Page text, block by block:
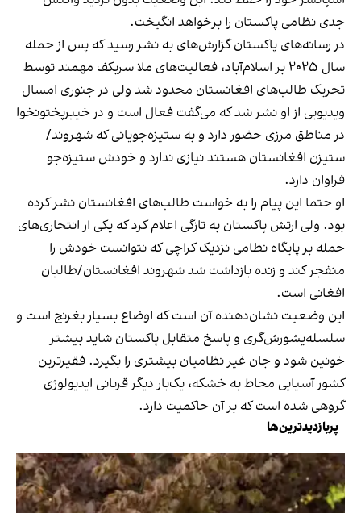
جدی نظامی پاکستان را برخواهد انگیخت.
در رسانه‌های پاکستان گزارش‌‌های به نشر رسید که پس از حمله‌
سال ۲۰۲۵ بر اسلام‌آباد، فعالیت‌های ملا سربکف مهمند توسط
تحریک طالب‌های افغانستان محدود شد ولی در جنوری امسال
ویدیویی از او نشر شد که می‌گفت فعال است و در خیبرپختونخوا
در مناطق مرزی حضور دارد و به ستیزه‌جویانی که شهروند/
ستیزن افغانستان هستند نیازی ندارد و خودش ستیزه‌جو
فراوان دارد.
او حتما این پیام را به خواست طالب‌های افغانستان نشر کرده
بود. ولی ارتش پاکستان به تازگی اعلام کرد که یکی از انتحاری‌های
حمله بر پایگاه نظامی نزدیک کراچی که نتوانست خودش را
منفجر کند و زنده بازداشت شد شهروند افغانستان/طالبان
افغانی است.
این وضعیت نشان‌دهنده‌ آن است که اوضاع بسیار بغرنج است و
سلسله‌یشورش‌گری و پاسخ متقابل پاکستان شاید بیشتر
خونین شود و جان غیر نظامیان بیشتری را بگیرد. فقیرترین
کشور آسیایی محاط به خشکه، یک‌بار دیگر قربانی ایدیولوژی
گروهی شده است که بر آن حاکمیت دارد.
پربازدیدترین‌ها